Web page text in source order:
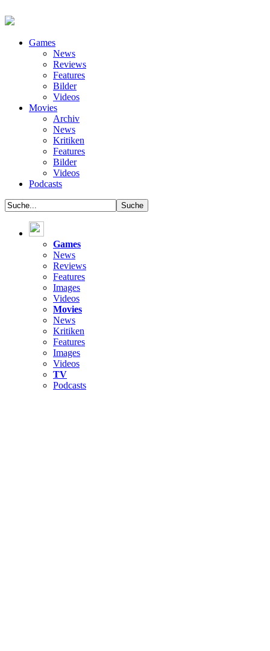
Games
News
Reviews
Features
Bilder
Videos
Movies
Archiv
News
Kritiken
Features
Bilder
Videos
Podcasts
Games
News
Reviews
Features
Images
Videos
Movies
News
Kritiken
Features
Images
Videos
TV
Podcasts